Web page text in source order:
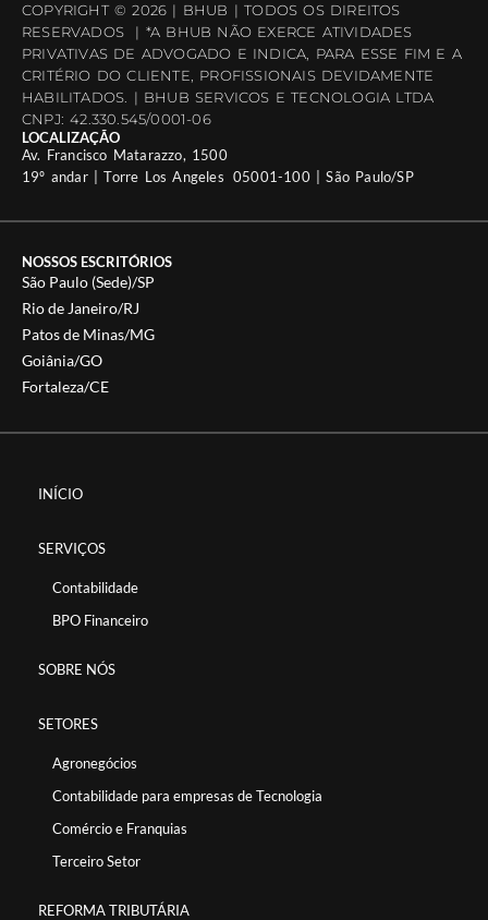
COPYRIGHT © 2026 | BHUB | TODOS OS DIREITOS
RESERVADOS | *A BHUB NÃO EXERCE ATIVIDADES
PRIVATIVAS DE ADVOGADO E INDICA, PARA ESSE FIM E A
CRITÉRIO DO CLIENTE, PROFISSIONAIS DEVIDAMENTE
HABILITADOS. | BHUB SERVICOS E TECNOLOGIA LTDA
CNPJ: 42.330.545/0001-06
LOCALIZAÇÃO
Av. Francisco Matarazzo, 1500
19º andar | Torre Los Angeles 05001-100 | São Paulo/SP
NOSSOS ESCRITÓRIOS
São Paulo (Sede)/SP
Rio de Janeiro/RJ
Patos de Minas/MG
Goiânia/GO
Fortaleza/CE
INÍCIO
SERVIÇOS
Contabilidade
BPO Financeiro
SOBRE NÓS
SETORES
Agronegócios
Contabilidade para empresas de Tecnologia
Comércio e Franquias
Terceiro Setor
REFORMA TRIBUTÁRIA